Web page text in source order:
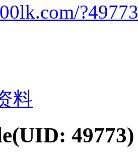
?49773
料
(UID: 49773)